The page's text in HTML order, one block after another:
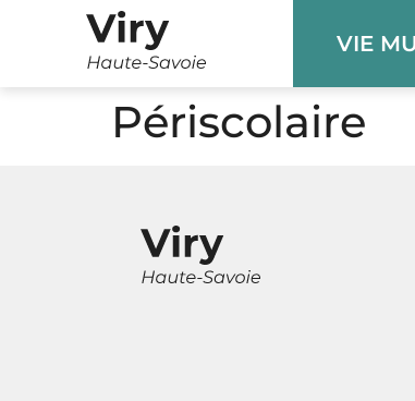
VIE
Périscolaire
Panneau de gestion des cookies